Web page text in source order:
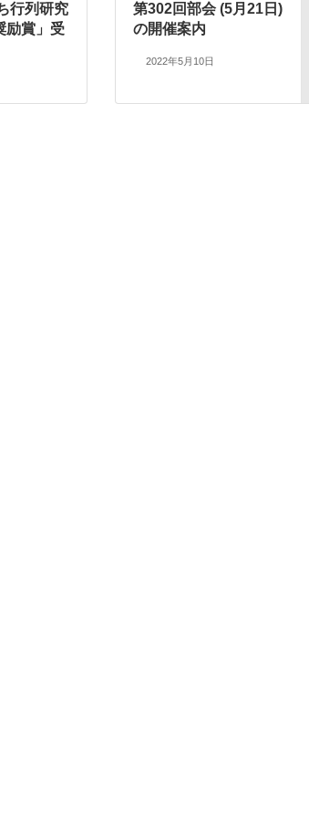
行列研究
励賞」受
第302回部会 (5月21日)
の開催案内
2022年5月10日